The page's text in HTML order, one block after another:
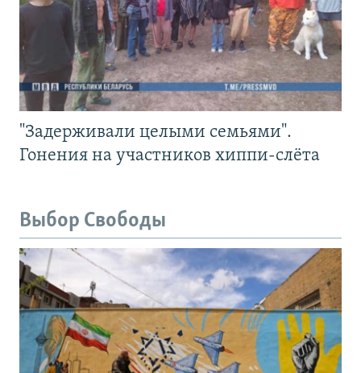
"Задерживали целыми семьями".
Гонения на участников хиппи-слёта
Выбор Свободы